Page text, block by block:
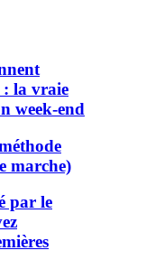
: la vraie
week-end
marche)
par le